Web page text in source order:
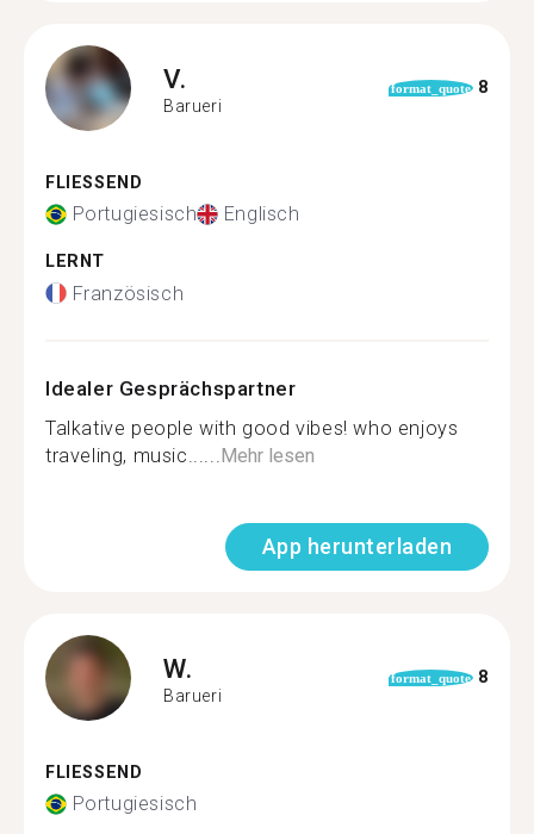
V.
Barueri
format_quote 8
FLIESSEND
Portugiesisch Englisch
LERNT
Französisch
Idealer Gesprächspartner
Talkative people with good vibes! who enjoys
traveling, music...... Mehr lesen
App herunterladen
W.
Barueri
format_quote 8
FLIESSEND
Portugiesisch